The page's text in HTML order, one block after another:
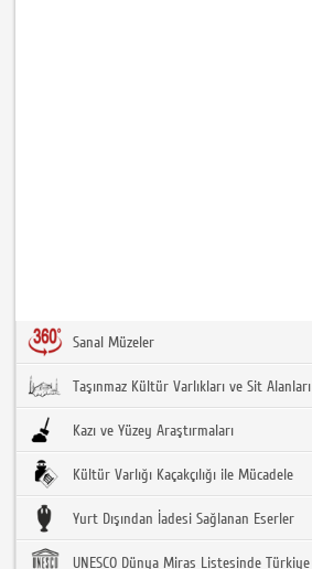
Sanal Müzeler
Taşınmaz Kültür Varlıkları ve Sit Alanları
Kazı ve Yüzey Araştırmaları
Kültür Varlığı Kaçakçılığı ile Mücadele
Yurt Dışından İadesi Sağlanan Eserler
UNESCO Dünya Miras Listesinde Türkiye